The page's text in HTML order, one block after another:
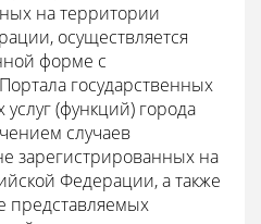
на территории
осуществляется
форме с
государственных
(функций) города
случаев
зарегистрированных на
Федерации, а также
представляемых